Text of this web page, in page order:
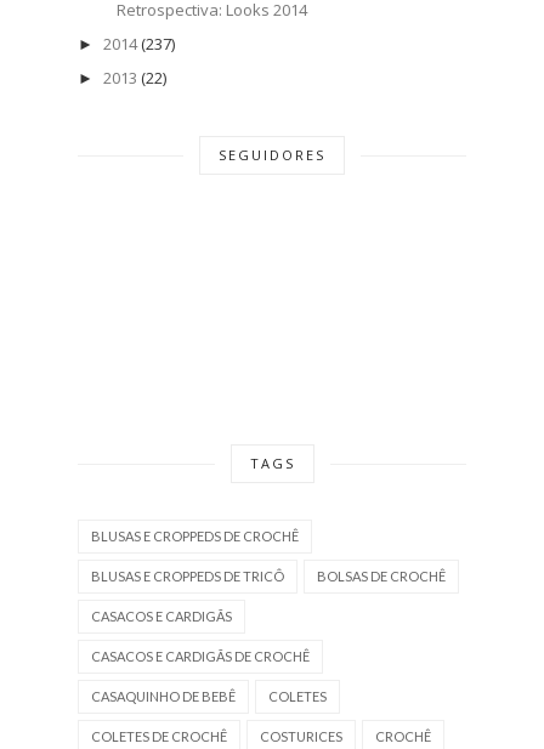
Retrospectiva: Looks 2014
► 2014 (237)
► 2013 (22)
SEGUIDORES
TAGS
BLUSAS E CROPPEDS DE CROCHÊ
BLUSAS E CROPPEDS DE TRICÔ BOLSAS DE CROCHÊ
CASACOS E CARDIGÃS
CASACOS E CARDIGÃS DE CROCHÊ
CASAQUINHO DE BEBÊ COLETES
COLETES DE CROCHÊ COSTURICES CROCHÊ